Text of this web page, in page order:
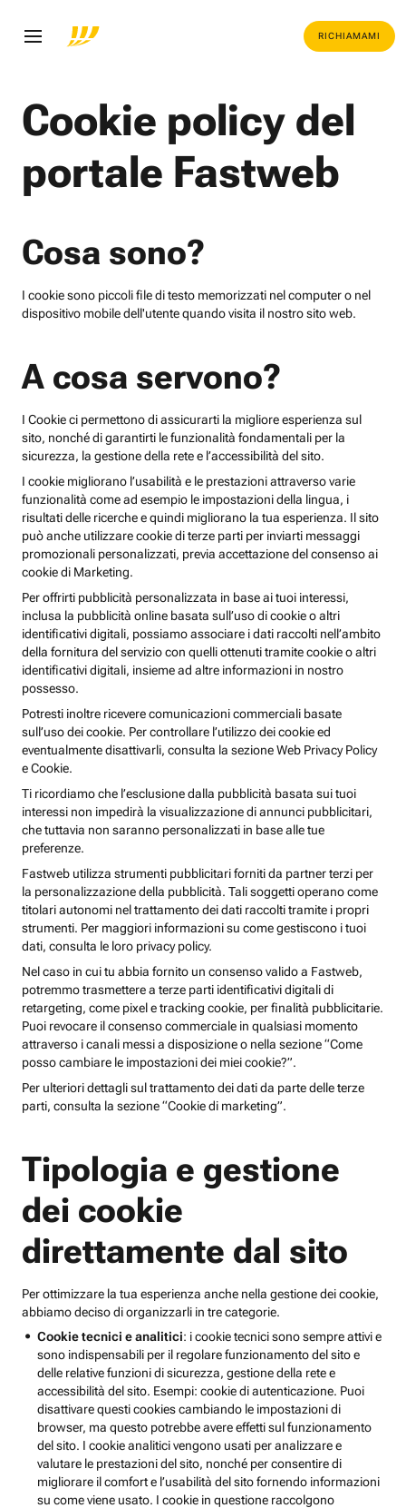
RICHIAMAMI
Cookie policy del
portale Fastweb
Cosa sono?
I cookie sono piccoli file di testo memorizzati nel computer o nel
dispositivo mobile dell'utente quando visita il nostro sito web.
A cosa servono?
I Cookie ci permettono di assicurarti la migliore esperienza sul
sito, nonché di garantirti le funzionalità fondamentali per la
sicurezza, la gestione della rete e l’accessibilità del sito.
I cookie migliorano l’usabilità e le prestazioni attraverso varie
funzionalità come ad esempio le impostazioni della lingua, i
risultati delle ricerche e quindi migliorano la tua esperienza. Il sito
può anche utilizzare cookie di terze parti per inviarti messaggi
promozionali personalizzati, previa accettazione del consenso ai
cookie di Marketing.
Per offrirti pubblicità personalizzata in base ai tuoi interessi,
inclusa la pubblicità online basata sull’uso di cookie o altri
identificativi digitali, possiamo associare i dati raccolti nell’ambito
della fornitura del servizio con quelli ottenuti tramite cookie o altri
identificativi digitali, insieme ad altre informazioni in nostro
possesso.
Potresti inoltre ricevere comunicazioni commerciali basate
sull’uso dei cookie. Per controllare l’utilizzo dei cookie ed
eventualmente disattivarli, consulta la sezione Web Privacy Policy
e Cookie.
Ti ricordiamo che l’esclusione dalla pubblicità basata sui tuoi
interessi non impedirà la visualizzazione di annunci pubblicitari,
che tuttavia non saranno personalizzati in base alle tue
preferenze.
Fastweb utilizza strumenti pubblicitari forniti da partner terzi per
la personalizzazione della pubblicità. Tali soggetti operano come
titolari autonomi nel trattamento dei dati raccolti tramite i propri
strumenti. Per maggiori informazioni su come gestiscono i tuoi
dati, consulta le loro privacy policy.
Nel caso in cui tu abbia fornito un consenso valido a Fastweb,
potremmo trasmettere a terze parti identificativi digitali di
retargeting, come pixel e tracking cookie, per finalità pubblicitarie.
Puoi revocare il consenso commerciale in qualsiasi momento
attraverso i canali messi a disposizione o nella sezione “Come
posso cambiare le impostazioni dei miei cookie?”.
Per ulteriori dettagli sul trattamento dei dati da parte delle terze
parti, consulta la sezione “Cookie di marketing”.
Tipologia e gestione
dei cookie
direttamente dal sito
Per ottimizzare la tua esperienza anche nella gestione dei cookie,
abbiamo deciso di organizzarli in tre categorie.
Cookie tecnici e analitici: i cookie tecnici sono sempre attivi e
sono indispensabili per il regolare funzionamento del sito e
delle relative funzioni di sicurezza, gestione della rete e
accessibilità del sito. Esempi: cookie di autenticazione. Puoi
disattivare questi cookies cambiando le impostazioni di
browser, ma questo potrebbe avere effetti sul funzionamento
del sito. I cookie analitici vengono usati per analizzare e
valutare le prestazioni del sito, nonché per consentire di
migliorare il comfort e l’usabilità del sito fornendo informazioni
su come viene usato. I cookie in questione raccolgono